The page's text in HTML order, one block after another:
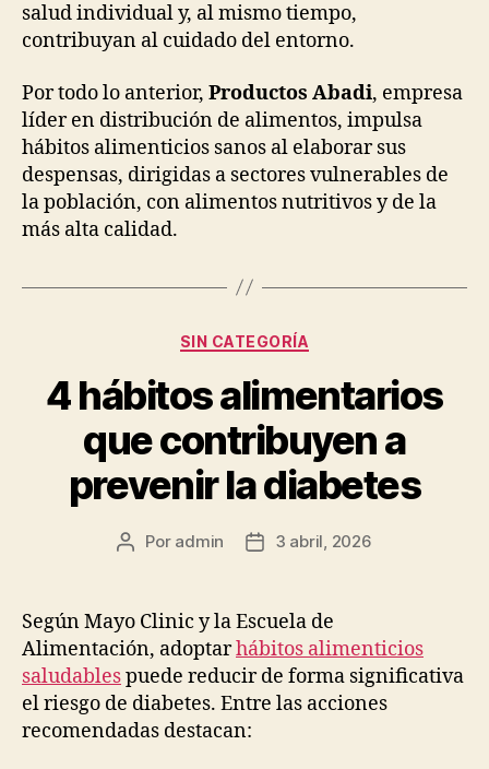
salud individual y, al mismo tiempo,
contribuyan al cuidado del entorno.
Por todo lo anterior, Productos Abadi, empresa
líder en distribución de alimentos, impulsa
hábitos alimenticios sanos al elaborar sus
despensas, dirigidas a sectores vulnerables de
la población, con alimentos nutritivos y de la
más alta calidad.
Categorías
SIN CATEGORÍA
4 hábitos alimentarios
que contribuyen a
prevenir la diabetes
Autor
publicación
Por admin
Fecha
publicación
3 abril, 2026
Según Mayo Clinic y la Escuela de
Alimentación, adoptarhábitos alimenticios
saludablespuede reducir de forma significativa
el riesgo de diabetes. Entre las acciones
recomendadas destacan: